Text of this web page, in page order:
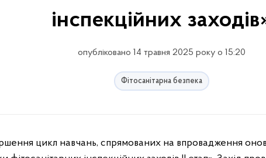
інспекційних
опубліковано 14 травня 2025 року о 15:20
Фітосанітарна безпека